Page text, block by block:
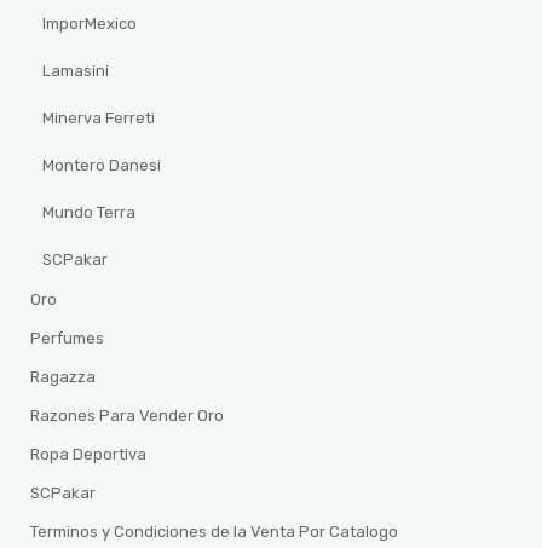
ImporMexico
Lamasini
Minerva Ferreti
Montero Danesi
Mundo Terra
SCPakar
Oro
Perfumes
Ragazza
Razones Para Vender Oro
Ropa Deportiva
SCPakar
Terminos y Condiciones de la Venta Por Catalogo